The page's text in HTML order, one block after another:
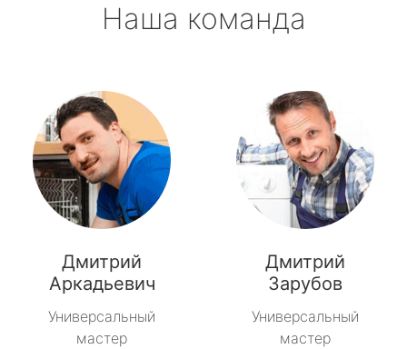
Наша команда
Дмитрий
Аркадьевич
Универсальный
мастер
Дмитрий
Зарубов
Универсальный
мастер